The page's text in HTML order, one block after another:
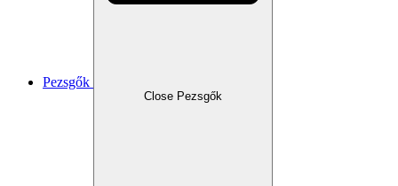
Pezsgők
Close Pezsgők